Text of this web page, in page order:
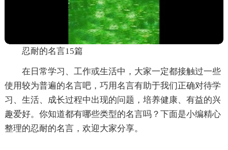
忍耐的名言15篇
在日常学习、工作或生活中，大家一定都接触过一些
使用较为普遍的名言吧，巧用名言有助于我们正确对待学
习、生活、成长过程中出现的问题，培养健康、有益的兴
趣爱好。你知道都有哪些类型的名言吗？下面是小编精心
整理的忍耐的名言，欢迎大家分享。